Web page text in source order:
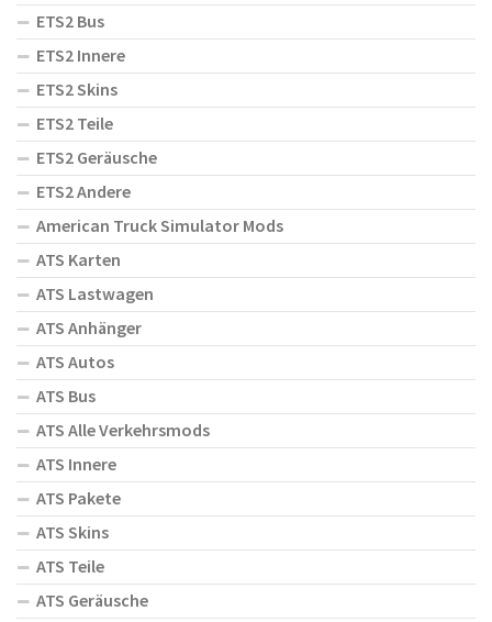
ETS2 Bus
ETS2 Innere
ETS2 Skins
ETS2 Teile
ETS2 Geräusche
ETS2 Andere
American Truck Simulator Mods
ATS Karten
ATS Lastwagen
ATS Anhänger
ATS Autos
ATS Bus
ATS Alle Verkehrsmods
ATS Innere
ATS Pakete
ATS Skins
ATS Teile
ATS Geräusche